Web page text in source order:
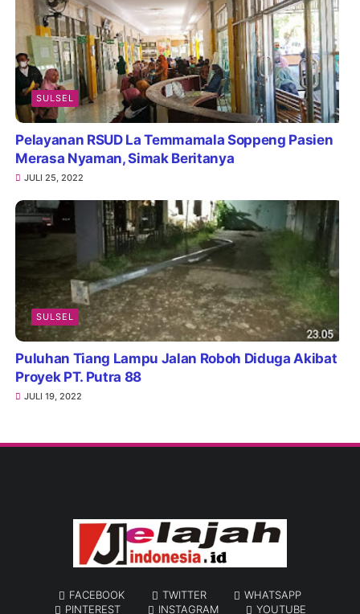
SULSEL
Pelayanan RSUD La Temmamala Soppeng Pasien
Merasa Nyaman, Simak Beritanya
JULI 25, 2022
SULSEL
Puluhan Tiang Lampu Jalan Roboh Diduga Akibat
Proyek PT. Putra 88
JULI 19, 2022
FACEBOOK TWITTER
WHATSAPP
PINTEREST
INSTAGRAM YOUTUBE